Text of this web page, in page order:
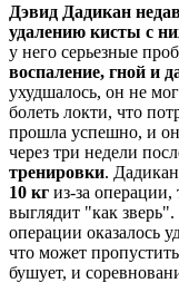
Дэвид Дадикан
удалению кисты с
у него серьезные
воспаление, гной и
ухудшалось, он не
болеть локти, что
прошла успешно, и он
через три недели
тренировки.
10 кг из-за операции,
выглядит "как
операции оказалось
что может
бушует, и